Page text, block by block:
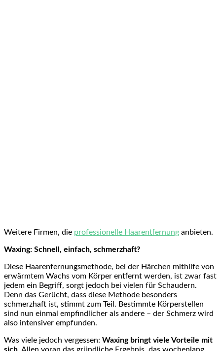
Weitere Firmen, die professionelle Haarentfernung anbieten.
Waxing: Schnell, einfach, schmerzhaft?
Diese Haarenfernungsmethode, bei der Härchen mithilfe von
erwärmtem Wachs vom Körper entfernt werden, ist zwar fast
jedem ein Begriff, sorgt jedoch bei vielen für Schaudern.
Denn das Gerücht, dass diese Methode besonders
schmerzhaft ist, stimmt zum Teil. Bestimmte Körperstellen
sind nun einmal empfindlicher als andere – der Schmerz wird
also intensiver empfunden.
Was viele jedoch vergessen: Waxing bringt viele Vorteile mit